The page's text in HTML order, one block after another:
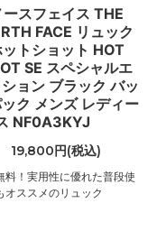
ースフェイス THE
FACE リュック
トショット HOT
SE スペシャルエ
ョン ブラック バッ
ク メンズ レディー
NF0A3KYJ
19,800円(税込)
料！実用性に優れた普段使
オススメのリュック